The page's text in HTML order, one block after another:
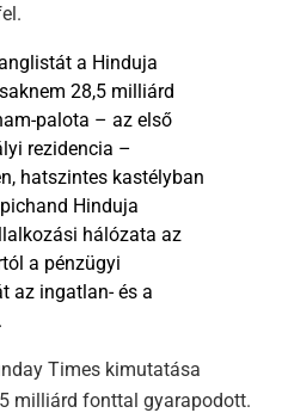
a Hinduja
28,5 milliárd
palota – az első
rezidencia –
hatszintes kastélyban
Hinduja
hálózata az
a pénzügyi
az ingatlan- és a
Times kimutatása
milliárd fonttal gyarapodott.